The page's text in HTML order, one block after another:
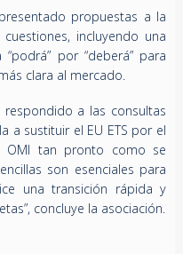
propuestas a la
incluyendo una
por “deberá” para
clara al mercado.
a las consultas
a sustituir el EU ETS por el
OMI tan pronto como se
son esenciales para
una transición rápida y
concluye la asociación.